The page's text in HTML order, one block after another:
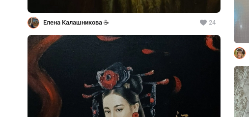
Елена Калашникова ☕ 24